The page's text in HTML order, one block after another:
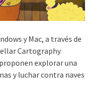
y Mac, a través de
Cartography
explorar una
y luchar contra naves